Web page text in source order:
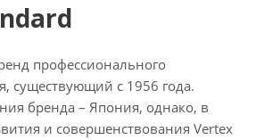
профессионального
существующий с 1956 года.
бренда – Япония, однако, в
и совершенствования Vertex